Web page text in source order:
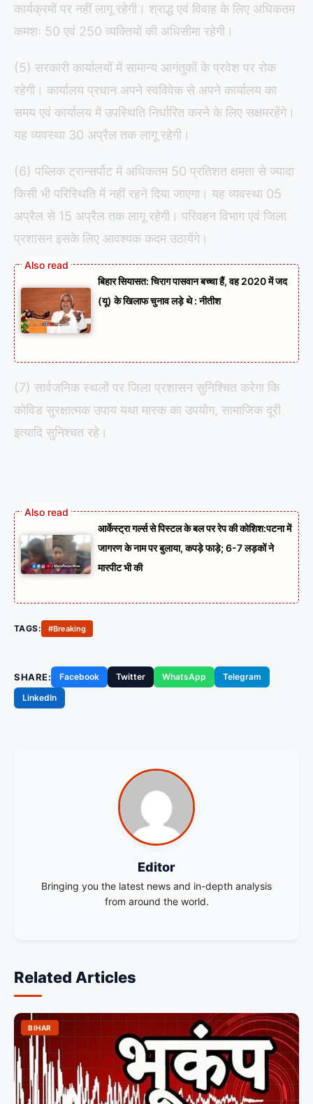
कार्यक्रमों पर नहीं लागू रहेगी। श्राद्ध एवं विवाह के लिए अधिकतम
कमशः 50 एवं 250 व्यक्तियों की अधिसीमा रहेगी।
(5) सरकारी कार्यालयों में सामान्य आगंतुकों के प्रवेश पर रोक
रहेगी। कार्यालय प्रधान अपने स्वविवेक से अपने कार्यालय का
समय एवं कार्यालय में उपस्थिति निर्धारित करने के लिए सक्षमरहेंगे।
यह व्यवस्था 30 अप्रैल तक लागू रहेगी।
(6) पब्लिक ट्रान्सर्पोट में अधिकतम 50 प्रतिशत क्षमता से ज्यादा
किसी भी परिस्थिति में नहीं रहने दिया जाएगा। यह व्यवस्था 05
अप्रैल से 15 अप्रैल तक लागू रहेगी। परिवहन विभाग एवं जिला
प्रशासन इसके लिए आवश्यक कदम उठायेंगे।
बिहार सियासत: चिराग पासवान बच्चा हैं, वह 2020 में जद
(यू) के खिलाफ चुनाव लड़े थे : नीतीश
(7) सार्वजनिक स्थलों पर जिला प्रशासन सुनिश्चित करेगा कि
कोविड सुरक्षात्मक उपाय यथा मास्क का उपयोग, सामाजिक दूरी
इत्यादि सुनिश्चत रहे।
आर्केस्ट्रा गर्ल्स से पिस्टल के बल पर रेप की कोशिश:पटना में
जागरण के नाम पर बुलाया, कपड़े फाड़े; 6-7 लड़कों ने
मारपीट भी की
TAGS: #Breaking
SHARE: Facebook Twitter WhatsApp
Telegram
LinkedIn
Editor
Bringing you the latest news and in-depth analysis
from around the world.
Related Articles
BIHAR